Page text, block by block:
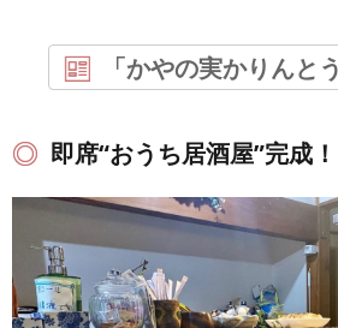
「かやの実かりん
即席“おうち居酒屋”完成！